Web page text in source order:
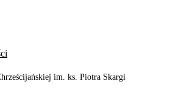
im. ks. Piotra Skargi